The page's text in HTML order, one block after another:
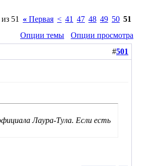
51 « Первая < 41 47 48 49 50 51
Опции темы
Опции просмотра
#501
Лаура-Тула. Если есть